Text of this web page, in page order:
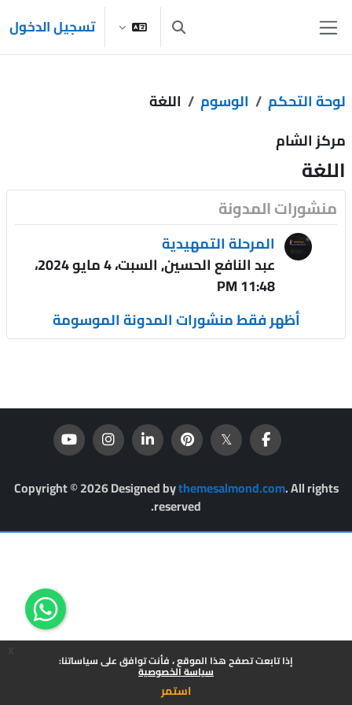
إذا تابعت تصفح هذا الموقع ، فأنت توافق على سياساتنا:
سياسة الخصوصية
استمر
واجهة جانبية تبديل إدخال البحثتسجيل الدخول
لوحة التحكم الوسوم
اللغة
مركز الشام
اللغة
منشورات المدونة
المرحلة التمهيدية
عبد النافع الحسين, السبت، 4 مايو 2024،
11:48 PM
أظهر فقط منشورات المدونة الموسومة
Copyright © 2026 Designed bythemesalmond.com. All rights
reserved.